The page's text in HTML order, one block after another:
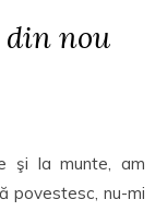
din nou
şi la munte, am
povestesc, nu-mi